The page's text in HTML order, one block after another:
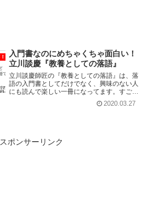
入門書なのにめちゃくちゃ面白い！
立川談慶『教養としての落語』
立川談慶師匠の『教養としての落語』は、落
語の入門書としてだけでなく、興味のない人
にも読んで楽しい一冊になってます。すごく
2020.03.27
スポンサーリンク